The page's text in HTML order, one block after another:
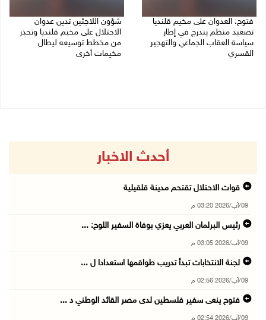
فتوح: العدوان على مخيم قلنديا
تصعيد منظم يندرج في إطار
سياسة العقاب الجماعي والتهجير
القسري
شؤون اللاجئين تدين عدوان
الاحتلال على مخيم قلنديا وتحذر
من مخطط توسيعه ليطال
مخيمات أخرى
أحدث الاخبار
قوات الاحتلال تقتحم مدينة قلقيلية
09/آب/2026 03:20 م
رئيس البرلمان العربي يعزي بوفاة السفير اللوح: ...
09/آب/2026 03:05 م
لجنة الانتخابات تبدأ تدريب طواقمها استعدادا ل ...
09/آب/2026 02:56 م
فتوح ينعى سفير فلسطين لدى مصر القائد الوطني د ...
09/آب/2026 02:54 م